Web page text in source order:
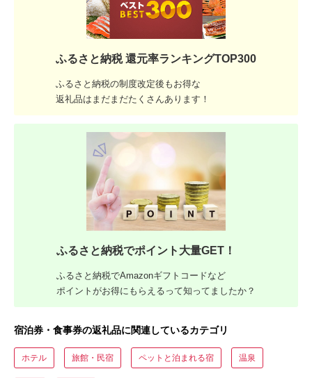
ふるさと納税 還元率ランキングTOP300
ふるさと納税の制度改定後もお得な
返礼品はまだまだたくさんあります！
ふるさと納税でポイント大量GET！
ふるさと納税でAmazonギフトコードなど
ポイントがお得にもらえるって知ってましたか？
宿泊券・食事券の返礼品に関連しているカテゴリ
ホテル 旅館・民宿 ペットと泊まれる宿 温泉